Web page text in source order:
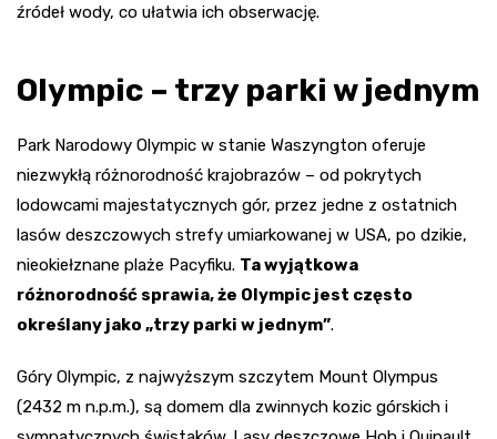
źródeł wody, co ułatwia ich obserwację.
Olympic – trzy parki w jednym
Park Narodowy Olympic w stanie Waszyngton oferuje
niezwykłą różnorodność krajobrazów – od pokrytych
lodowcami majestatycznych gór, przez jedne z ostatnich
lasów deszczowych strefy umiarkowanej w USA, po dzikie,
nieokiełznane plaże Pacyfiku. Ta wyjątkowa
różnorodność sprawia, że Olympic jest często
określany jako „trzy parki w jednym”.
Góry Olympic, z najwyższym szczytem Mount Olympus
(2432 m n.p.m.), są domem dla zwinnych kozic górskich i